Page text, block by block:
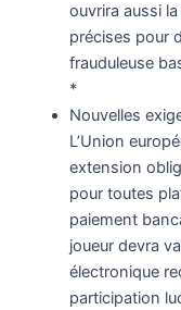
ouvrira aussi
précises pour
frauduleuse
*
Nouvelles
L’Union
extension
pour toutes
paiement
joueur devra
électronique
participation